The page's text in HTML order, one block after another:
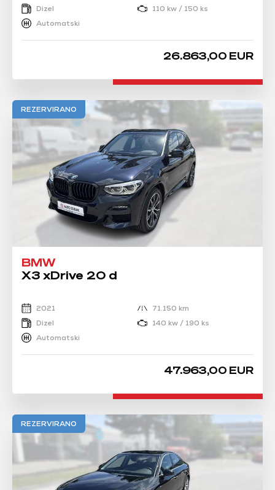
Dizel
110 kw / 150 ks
Automatski
26.863,00 EUR
REZERVIRANO
BMW
X3 xDrive 20 d
2021
71.150 km
Dizel
140 kw / 190 ks
Automatski
47.963,00 EUR
REZERVIRANO